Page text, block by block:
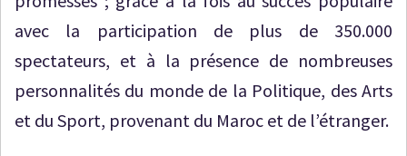
avec la participation de plus de 350.000
spectateurs, et à la présence de nombreuses
personnalités du monde de la Politique, des Arts
et du Sport, provenant du Maroc et de l’étranger.